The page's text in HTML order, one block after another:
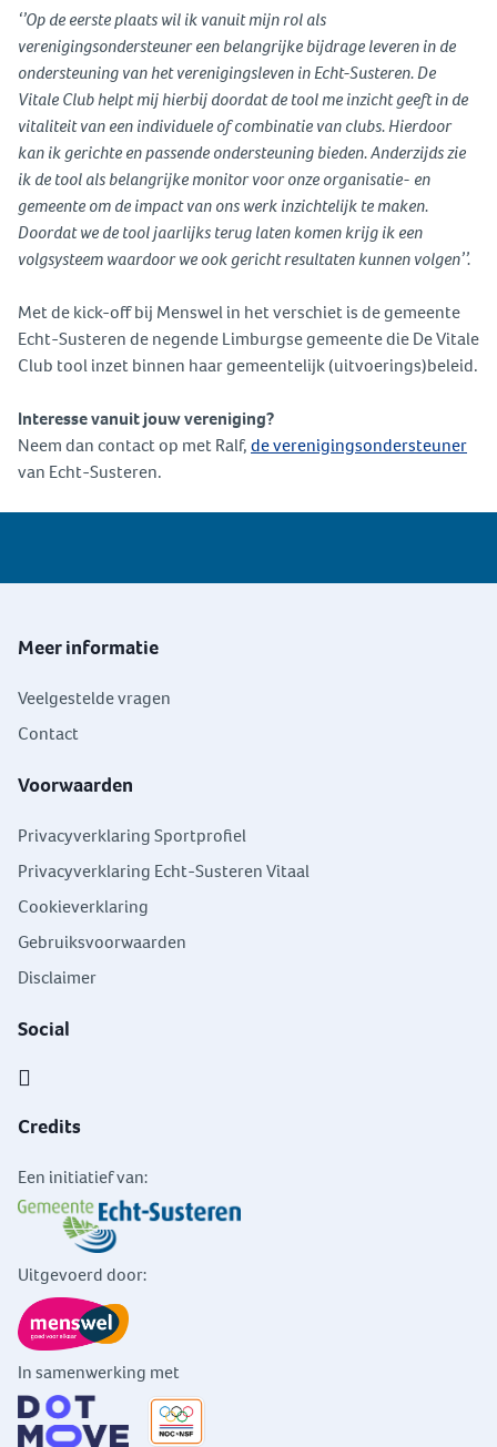
‘’Op de eerste plaats wil ik vanuit mijn rol als
verenigingsondersteuner een belangrijke bijdrage leveren in de
ondersteuning van het verenigingsleven in Echt-Susteren. De
Vitale Club helpt mij hierbij doordat de tool me inzicht geeft in de
vitaliteit van een individuele of combinatie van clubs. Hierdoor
kan ik gerichte en passende ondersteuning bieden. Anderzijds zie
ik de tool als belangrijke monitor voor onze organisatie- en
gemeente om de impact van ons werk inzichtelijk te maken.
Doordat we de tool jaarlijks terug laten komen krijg ik een
volgsysteem waardoor we ook gericht resultaten kunnen volgen’’.
Met de kick-off bij Menswel in het verschiet is de gemeente
Echt-Susteren de negende Limburgse gemeente die De Vitale
Club tool inzet binnen haar gemeentelijk (uitvoerings)beleid.
Interesse vanuit jouw vereniging?
Neem dan contact op met Ralf,de verenigingsondersteuner
van Echt-Susteren.
Meer informatie
Veelgestelde vragen
Contact
Voorwaarden
Privacyverklaring Sportprofiel
Privacyverklaring Echt-Susteren Vitaal
Cookieverklaring
Gebruiksvoorwaarden
Disclaimer
Social
Credits
Een initiatief van:
Uitgevoerd door:
In samenwerking met